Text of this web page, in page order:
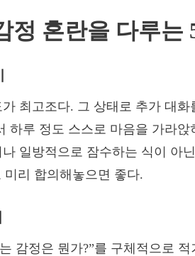
혼란을 다루는
최고조다. 그 상태로 추가 대화
하루 정도 스스로 마음을 가라앉
일방적으로 잠수하는 식이 아
리 합의해놓으면 좋다.
감정은 뭔가?”를 구체적으로